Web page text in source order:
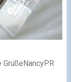
GrüßeNancyPR